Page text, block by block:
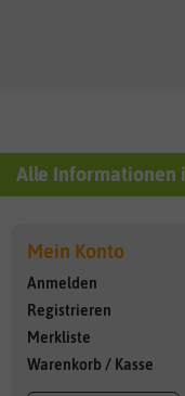
Alle Informationen
Mein Konto
Anmelden
Registrieren
Merkliste
Warenkorb / Kasse